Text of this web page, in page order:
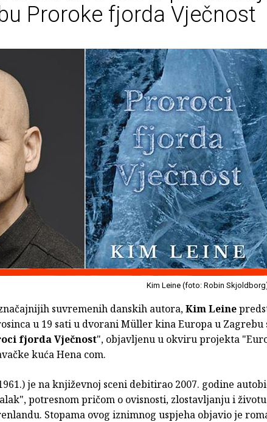
Proroke fjorda Vječnost
Kim Leine (foto: Robin
suvremenih danskih autora,Kim Leine
u 19 sati u dvorani Müller kina Europa u Zagrebu
fjorda Vječnost", objavljenu u okviru projekta
kuća Hena com.
je na književnoj sceni debitirao 2007. godine
potresnom pričom o ovisnosti, zlostavljanju i
Stopama ovog iznimnog uspjeha objavio je